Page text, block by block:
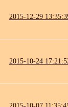
2015-12-29
2015-10-24